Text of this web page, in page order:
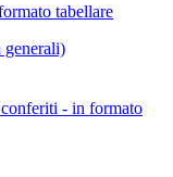
tabellare
- in formato